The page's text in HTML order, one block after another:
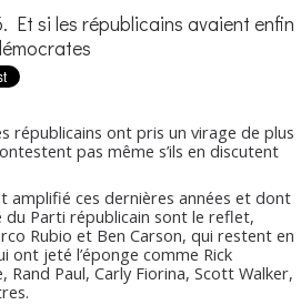
Et si les républicains avaient enfin
républicains ont pris un virage de plus
pas même s’ils en discutent
amplifié ces dernières années et dont
du Parti républicain sont le reflet,
Rubio et Ben Carson, qui restent en
ont jeté l’éponge comme Rick
Rand Paul, Carly Fiorina, Scott Walker,